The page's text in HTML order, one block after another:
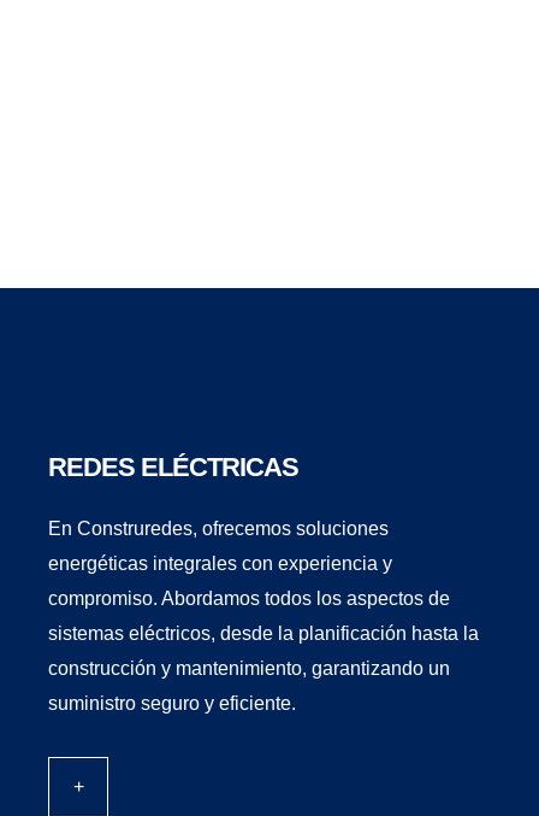
REDES ELÉCTRICAS
En Construredes, ofrecemos soluciones
energéticas integrales con experiencia y
compromiso. Abordamos todos los aspectos de
sistemas eléctricos, desde la planificación hasta la
construcción y mantenimiento, garantizando un
suministro seguro y eficiente.
+